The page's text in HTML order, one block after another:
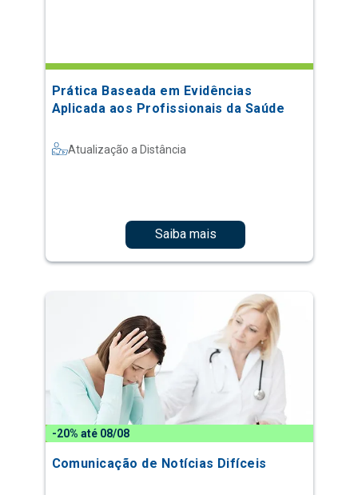
Prática Baseada em Evidências
Aplicada aos Profissionais da Saúde
Atualização a Distância
Saiba mais
-20% até 08/08
Comunicação de Notícias Difíceis